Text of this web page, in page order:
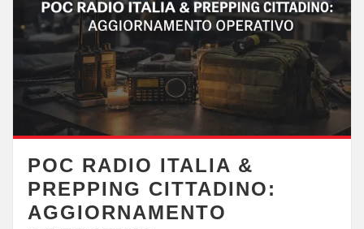
POC RADIO ITALIA &
PREPPING CITTADINO:
AGGIORNAMENTO